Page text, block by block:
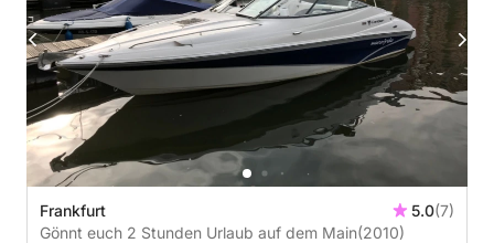
Frankfurt 5.0(7)
Gönnt euch 2 Stunden Urlaub auf dem Main(2010)